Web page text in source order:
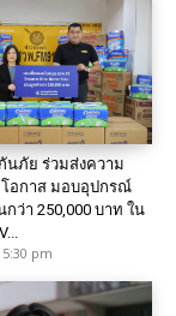
นภัย ร่วมส่งความ
โอกาส มอบอุปกรณ์
กว่า 250,000 บาท ใน
pm